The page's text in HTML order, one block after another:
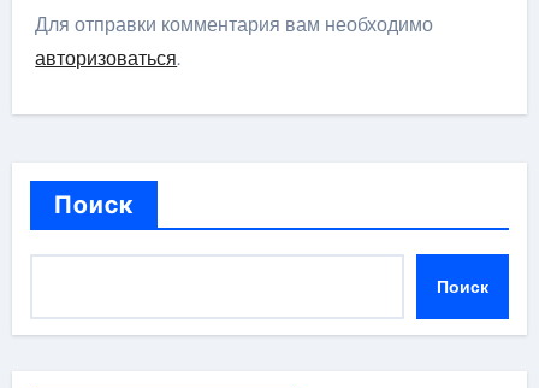
Для отправки комментария вам необходимо
авторизоваться.
Поиск
Поиск